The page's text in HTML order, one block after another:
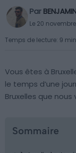
Par
Le 20
Temps de lecture: 9
Vous êtes à
le temps d’une
Bruxelles que nous
Sommaire